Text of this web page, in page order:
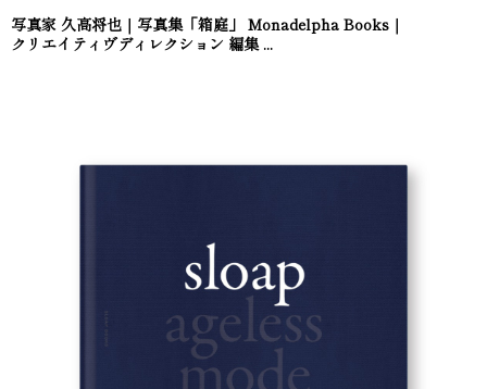
写真家 久高将也｜写真集「箱庭」 Monadelpha Books｜
クリエイティヴディレクション 編集 ...